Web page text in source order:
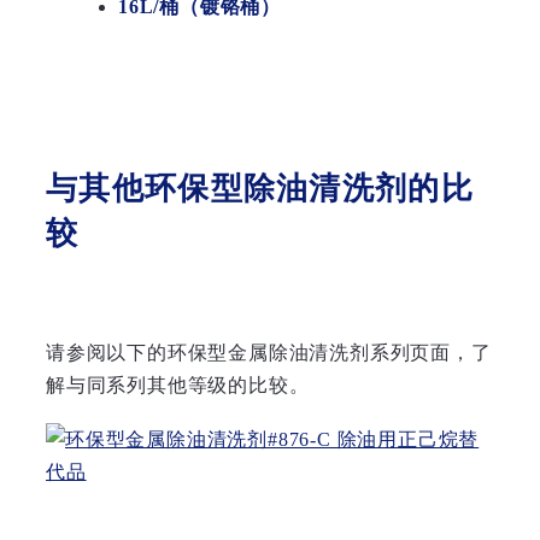
16L/桶（镀铬桶）
与其他环保型除油清洗剂的比
较
请参阅以下的环保型金属除油清洗剂系列页面，了
解与同系列其他等级的比较。